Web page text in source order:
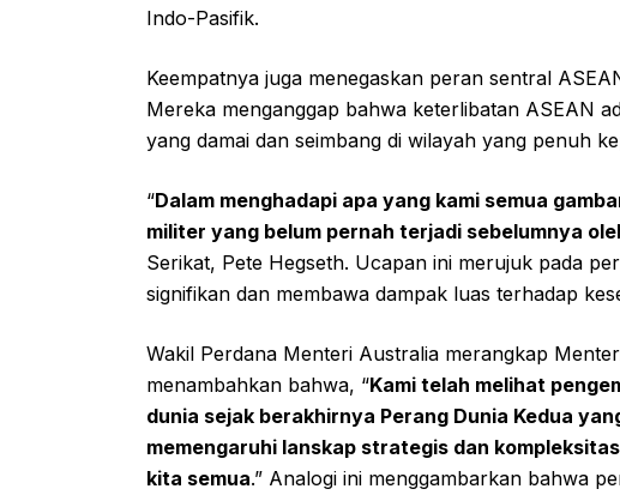
Indo-Pasifik.
Keempatnya juga menegaskan peran sentral
Mereka menganggap bahwa keterlibatan ASEAN
yang damai dan seimbang di wilayah yang penuh
“Dalam menghadapi apa yang kami semua
militer yang belum pernah terjadi sebelumnya
Serikat, Pete Hegseth. Ucapan ini merujuk pada
signifikan dan membawa dampak luas terhadap
Wakil Perdana Menteri Australia merangkap
menambahkan bahwa, “Kami telah melihat
dunia sejak berakhirnya Perang Dunia Kedua
memengaruhi lanskap strategis dan
kita semua.” Analogi ini menggambarkan bahwa